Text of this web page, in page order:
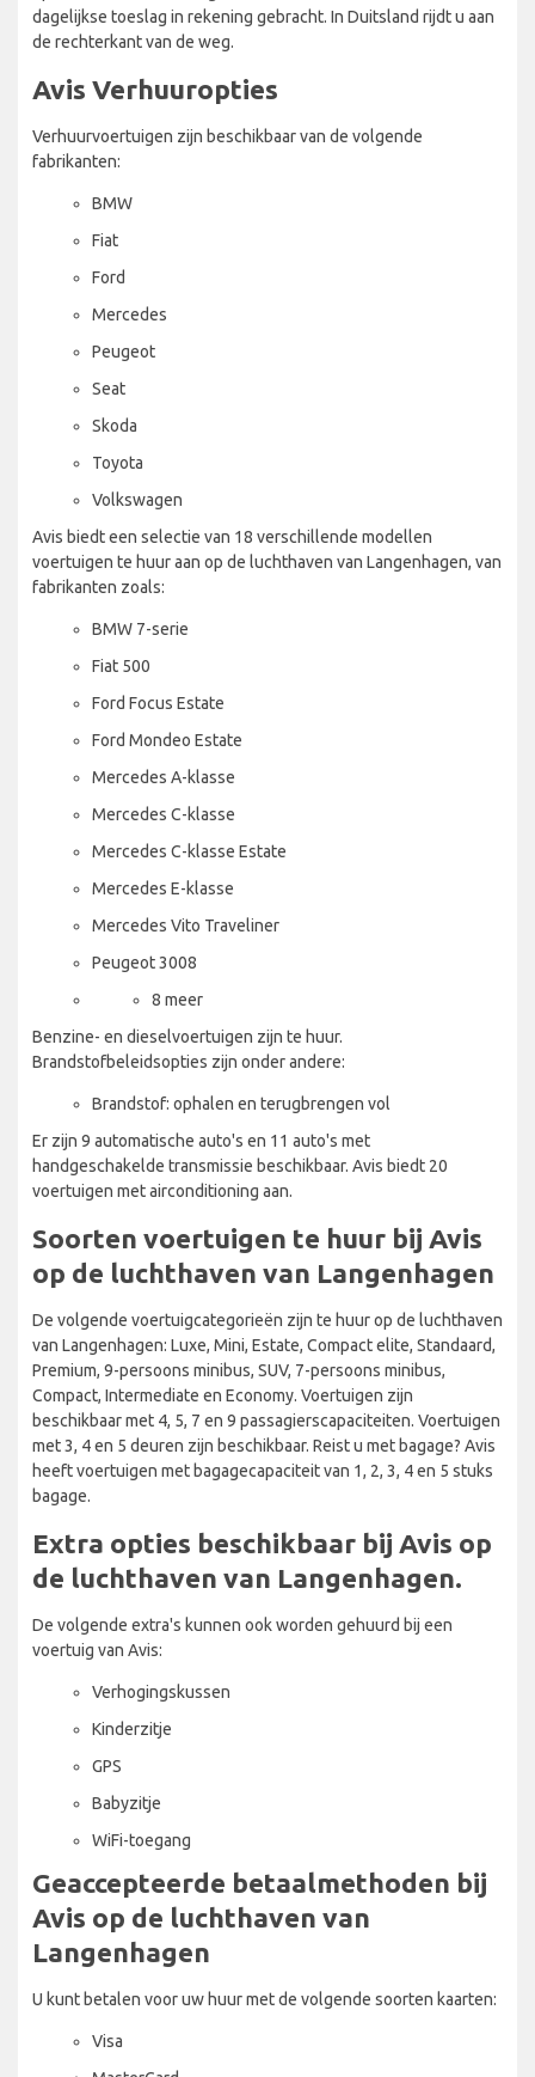
dagelijkse toeslag in rekening gebracht. In Duitsland rijdt u aan
de rechterkant van de weg.
Avis Verhuuropties
Verhuurvoertuigen zijn beschikbaar van de volgende
fabrikanten:
BMW
Fiat
Ford
Mercedes
Peugeot
Seat
Skoda
Toyota
Volkswagen
Avis biedt een selectie van 18 verschillende modellen
voertuigen te huur aan op de luchthaven van Langenhagen, van
fabrikanten zoals:
BMW 7-serie
Fiat 500
Ford Focus Estate
Ford Mondeo Estate
Mercedes A-klasse
Mercedes C-klasse
Mercedes C-klasse Estate
Mercedes E-klasse
Mercedes Vito Traveliner
Peugeot 3008
8 meer
Benzine- en dieselvoertuigen zijn te huur.
Brandstofbeleidsopties zijn onder andere:
Brandstof: ophalen en terugbrengen vol
Er zijn 9 automatische auto's en 11 auto's met
handgeschakelde transmissie beschikbaar. Avis biedt 20
voertuigen met airconditioning aan.
Soorten voertuigen te huur bij Avis
op de luchthaven van Langenhagen
De volgende voertuigcategorieën zijn te huur op de luchthaven
van Langenhagen: Luxe, Mini, Estate, Compact elite, Standaard,
Premium, 9-persoons minibus, SUV, 7-persoons minibus,
Compact, Intermediate en Economy. Voertuigen zijn
beschikbaar met 4, 5, 7 en 9 passagierscapaciteiten. Voertuigen
met 3, 4 en 5 deuren zijn beschikbaar. Reist u met bagage? Avis
heeft voertuigen met bagagecapaciteit van 1, 2, 3, 4 en 5 stuks
bagage.
Extra opties beschikbaar bij Avis op
de luchthaven van Langenhagen.
De volgende extra's kunnen ook worden gehuurd bij een
voertuig van Avis:
Verhogingskussen
Kinderzitje
GPS
Babyzitje
WiFi-toegang
Geaccepteerde betaalmethoden bij
Avis op de luchthaven van
Langenhagen
U kunt betalen voor uw huur met de volgende soorten kaarten:
Visa